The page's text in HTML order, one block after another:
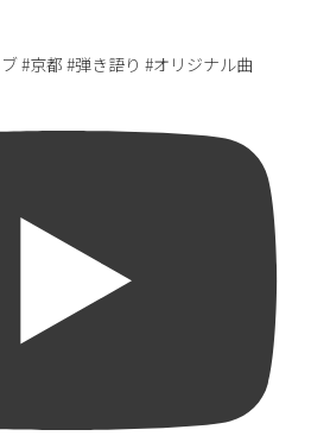
#京都 #弾き語り #オリジナル曲